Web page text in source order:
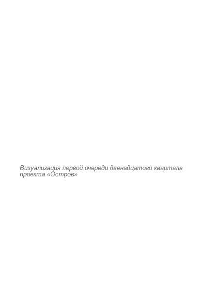
Визуализация первой очереди двенадцатого квартала
проекта «Остров»